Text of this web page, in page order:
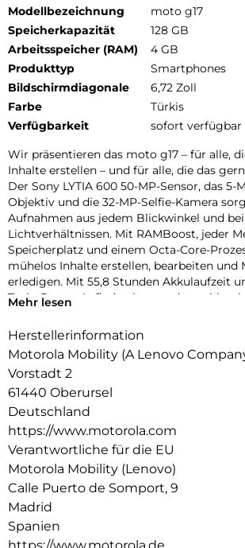
Modellbezeichnung
moto g17
Speicherkapazität
128 GB
Arbeitsspeicher (RAM)
4 GB
Produkttyp
Smartphones
Bildschirmdiagonale
6,72 Zoll
Farbe
Türkis
Verfügbarkeit
sofort verfügbar
Wir präsentieren das moto g17 – für alle,
Inhalte erstellen – und für alle, die das
Der Sony LYTIA 600 50-MP-Sensor, das
Objektiv und die 32-MP-Selfie-Kamera
Aufnahmen aus jedem Blickwinkel und
Lichtverhältnissen. Mit RAMBoost, jeder
Speicherplatz und einem Octa-Core-
mühelos Inhalte erstellen, bearbeiten und
erledigen. Mit 55,8 Stunden Akkulaufzeit
TurboPower-Aufladen kannst du
dir deine Creators,Reels und Videos auf
und Dolby Atmos-Sound an. Und das alles
hochwertigen Look-and-Feel, und in einer
Langlebigkeit ausgelegt ist. Das neue
Hinsicht ein Gewinner.
Mehr lesen
Herstellerinformation
Motorola Mobility (A Lenovo
Vorstadt 2
61440 Oberursel
Deutschland
https://www.motorola.com
Verantwortliche für die EU
Motorola Mobility (Lenovo)
Calle Puerto de Somport, 9
Madrid
Spanien